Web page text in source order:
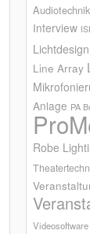
Audiotechnik
Interview
Lichtdesign
Line Array
Anlage PA
Robe
Videosoftware